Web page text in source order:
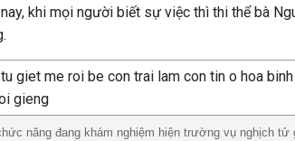
khi mọi người biết sự việc thì thi thể bà
năng đang khám nghiệm hiện trường vụ nghịch tử